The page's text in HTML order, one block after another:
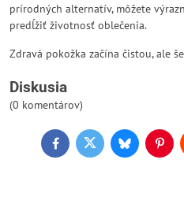
prírodných alternatív, môžete
predĺžiť životnosť oblečenia.
Zdravá pokožka začína čistou, ale
Diskusia
(0 komentárov)
FacebookTwitterBluesky